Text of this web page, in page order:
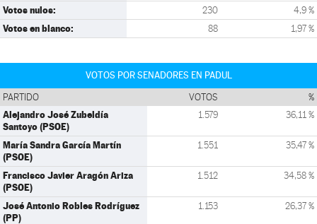
Votos nulos: 230 4,9 %
Votos en blanco: 88 1,97 %
VOTOS POR SENADORES EN PADUL
PARTIDO VOTOS %
Alejandro José Zubeldía
Santoyo (PSOE)
1.579 36,11 %
María Sandra García Martín
(PSOE)
1.551 35,47 %
Francisco Javier Aragón Ariza
(PSOE)
1.512 34,58 %
José Antonio Robles Rodríguez
(PP)
1.153 26,37 %